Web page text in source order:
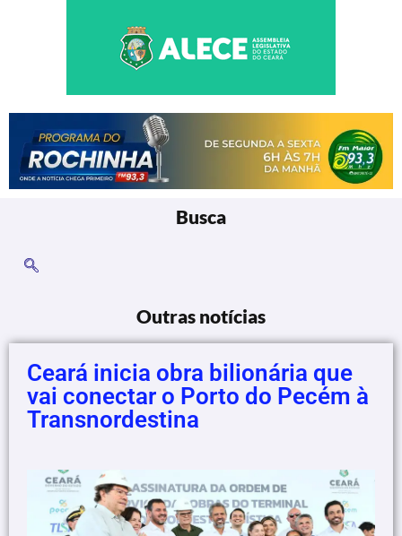
Busca
Outras notícias
Ceará inicia obra bilionária que
vai conectar o Porto do Pecém à
Transnordestina